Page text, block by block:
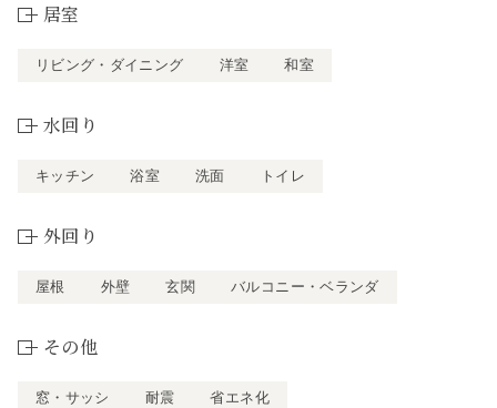
居室
リビング・ダイニング 洋室 和室
水回り
キッチン 浴室 洗面 トイレ
外回り
屋根 外壁 玄関 バルコニー・ベランダ
その他
窓・サッシ 耐震 省エネ化